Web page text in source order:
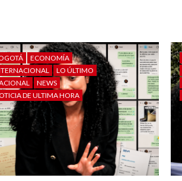
ECONOMÍA
LO ÚLTIMO
NEWS
DE ULTIMA HORA